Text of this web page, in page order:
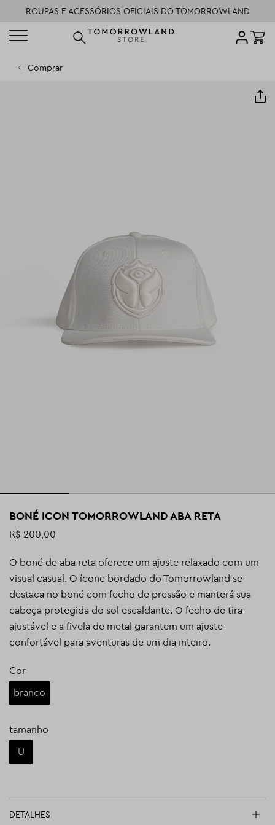
ROUPAS E ACESSÓRIOS OFICIAIS DO TOMORROWLAND
PENSADO PARA PEOPLE OF TOMORROW
Comprar
BONÉ ICON TOMORROWLAND ABA RETA
R$ 200,00
O boné de aba reta oferece um ajuste relaxado com um
visual casual. O ícone bordado do Tomorrowland se
destaca no boné com fecho de pressão e manterá sua
cabeça protegida do sol escaldante. O fecho de tira
ajustável e a fivela de metal garantem um ajuste
confortável para aventuras de um dia inteiro.
tamanho
U
Cor
branco
DETALHES